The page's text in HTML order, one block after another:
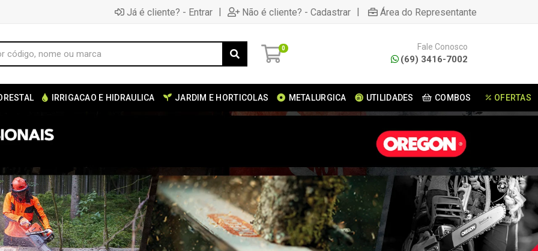
Já é cliente? - Entrar | Não é cliente? - Cadastrar | Área do Representante
0 Fale Conosco
(69) 3416-7002
IRRIGACAO E HIDRAULICA JARDIM E HORTICOLAS METALURGICA UTILIDADES COMBOS OFERTAS